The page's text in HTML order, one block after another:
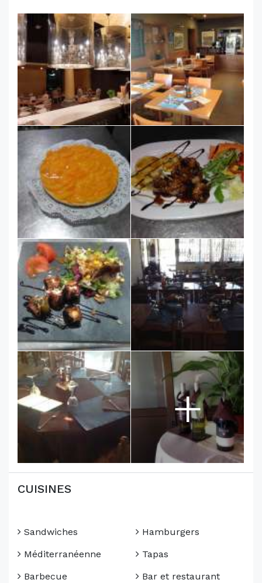
+
CUISINES
Sandwiches
Méditerranéenne
Barbecue
Hamburgers
Tapas
Bar et restaurant